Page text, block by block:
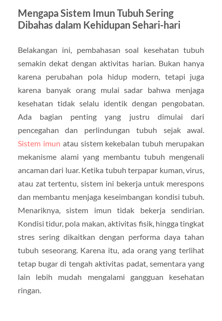
Mengapa Sistem Imun Tubuh Sering
Dibahas dalam Kehidupan Sehari-hari
Belakangan ini, pembahasan soal kesehatan tubuh
semakin dekat dengan aktivitas harian. Bukan hanya
karena perubahan pola hidup modern, tetapi juga
karena banyak orang mulai sadar bahwa menjaga
kesehatan tidak selalu identik dengan pengobatan.
Ada bagian penting yang justru dimulai dari
pencegahan dan perlindungan tubuh sejak awal.
Sistem imun atau sistem kekebalan tubuh merupakan
mekanisme alami yang membantu tubuh mengenali
ancaman dari luar. Ketika tubuh terpapar kuman, virus,
atau zat tertentu, sistem ini bekerja untuk merespons
dan membantu menjaga keseimbangan kondisi tubuh.
Menariknya, sistem imun tidak bekerja sendirian.
Kondisi tidur, pola makan, aktivitas fisik, hingga tingkat
stres sering dikaitkan dengan performa daya tahan
tubuh seseorang. Karena itu, ada orang yang terlihat
tetap bugar di tengah aktivitas padat, sementara yang
lain lebih mudah mengalami gangguan kesehatan
ringan.